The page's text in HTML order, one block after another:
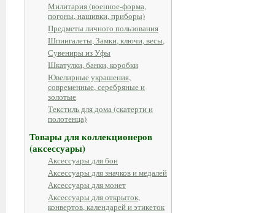
Милитария (военное-форма,
погоны, нашивки, приборы)
Предметы личного пользования
Шпингалеты, Замки, ключи, весы,
Сувениры из Уфы
Шкатулки, банки, коробки
Ювелирные украшения,
современные, серебряные и
золотые
Текстиль для дома (скатерти и
полотенца)
Товары для коллекционеров
(аксессуары)
Аксессуары для бон
Аксессуары для значков и медалей
Аксессуары для монет
Аксессуары для открыток,
конвертов, календарей и этикеток